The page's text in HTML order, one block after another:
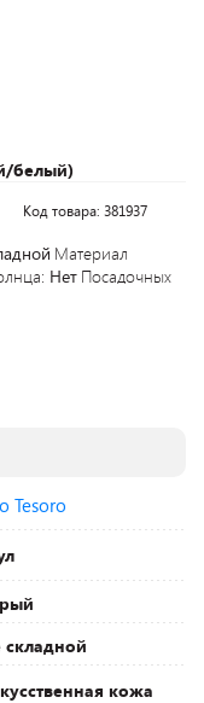
белый)
Код товара: 381937
Материал
Нет Посадочных
Tesoro
складной
кожа